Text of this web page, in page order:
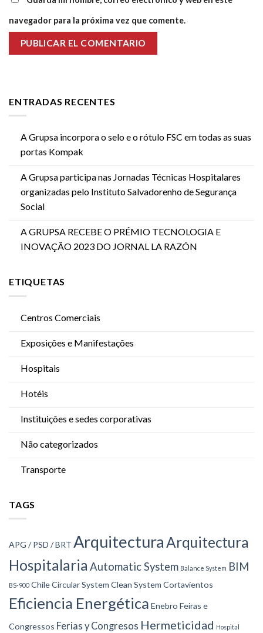
ENTRADAS RECENTES
A Grupsa incorpora o selo e o rótulo FSC em todas as suas
portas Kompak
A Grupsa participa nas Jornadas Técnicas Hospitalares
organizadas pelo Instituto Salvadorenho de Segurança
Social
A GRUPSA RECEBE O PRÉMIO TECNOLOGIA E
INOVAÇÃO 2023 DO JORNAL LA RAZÓN
ETIQUETAS
Centros Comerciais
Exposições e Manifestações
Hospitais
Hotéis
Instituições e sedes corporativas
Não categorizados
Transporte
TAGS
APG / PSD / BRT ArquitecturaArquitectura
Hospitalaria Automatic System Balance System BIM
BS-900 ChileCircular System Clean System Cortavientos
Eficiencia Energética Enebro Feiras e
Congressos Ferias y Congresos Hermeticidad Hospital
navegador para la próxima vez que comente.